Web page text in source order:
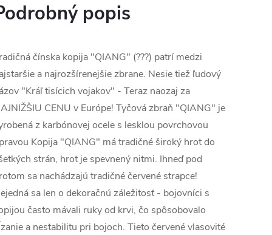
popis
čínska kopija "QIANG" (???) patrí medzi
a najrozšírenejšie zbrane. Nesie tiež ľudový
"Kráľ tisícich vojakov" - Teraz naozaj za
CENU v Európe! Tyčová zbraň "QIANG" je
z karbónovej ocele s lesklou povrchovou
Kopija "QIANG" má tradičné široký hrot do
strán, hrot je spevnený nitmi. Ihneď pod
sa nachádzajú tradičné červené strapce!
sa len o dekoračnú záležitosť - bojovníci s
často mávali ruky od krvi, čo spôsobovalo
a nestabilitu pri bojoch. Tieto červené vlasovité